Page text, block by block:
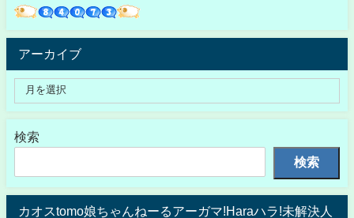
アーカイブ
検索
検索
カオスtomo娘ちゃんねーるアーガマ!Haraハラ!未解決人